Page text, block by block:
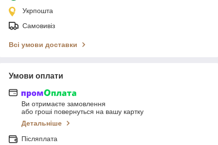
Укрпошта
Самовивіз
Всі умови доставки
Умови оплати
Ви отримаєте замовлення
або гроші повернуться на вашу картку
Детальніше
Післяплата